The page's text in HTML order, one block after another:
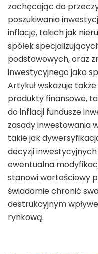
zachęcając do
poszukiwania
inflację, takich jak
spółek
podstawowych, oraz
inwestycyjnego jako
Artykuł wskazuje
produkty finansowe,
do inflacji fundusze
zasady inwestowania
takie jak
decyzji
ewentualna
stanowi wartościowy
świadomie chronić
destrukcyjnym
rynkową.